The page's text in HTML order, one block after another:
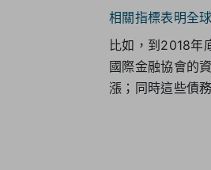
相關指標表明全
比如，到2018年
國際金融協會的
漲；同時這些債